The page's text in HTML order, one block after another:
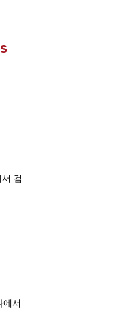
검
에서